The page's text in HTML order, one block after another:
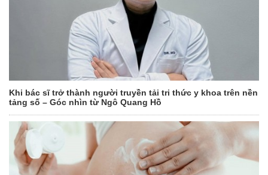
Khi bác sĩ trở thành người truyền tải tri thức y khoa trên nền
tảng số – Góc nhìn từ Ngô Quang Hồ